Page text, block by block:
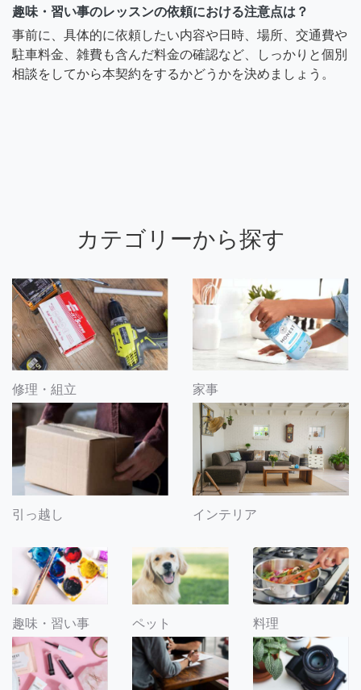
趣味・習い事のレッスンの依頼における注意点は？
事前に、具体的に依頼したい内容や日時、場所、交通費や
駐車料金、雑費も含んだ料金の確認など、しっかりと個別
相談をしてから本契約をするかどうかを決めましょう。
カテゴリーから探す
修理・組立 家事
引っ越し インテリア
趣味・習い事 ペット 料理